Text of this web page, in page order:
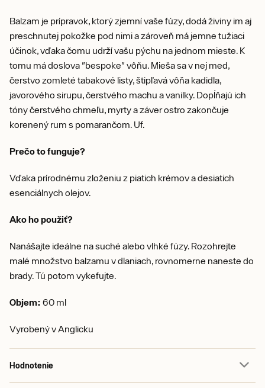
Balzam je prípravok, ktorý zjemní vaše fúzy, dodá živiny im aj
preschnutej pokožke pod nimi a zároveň má jemne tužiaci
účinok, vďaka čomu udrží vašu pýchu na jednom mieste. K
tomu má doslova "bespoke" vôňu. Mieša sa v nej med,
čerstvo zomleté tabakové listy, štipľavá vôňa kadidla,
javorového sirupu, čerstvého machu a vanilky. Dopĺňajú ich
tóny čerstvého chmeľu, myrty a záver ostro zakončuje
korenený rum s pomarančom. Uf.
Prečo to funguje?
Vďaka prírodnému zloženiu z piatich krémov a desiatich
esenciálnych olejov.
Ako ho použiť?
Nanášajte ideálne na suché alebo vlhké fúzy. Rozohrejte
malé množstvo balzamu v dlaniach, rovnomerne naneste do
brady. Tú potom vykefujte.
Objem: 60 ml
Vyrobený v Anglicku
Hodnotenie